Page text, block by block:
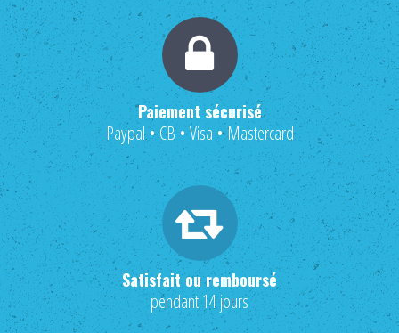
Paiement sécurisé
Paypal • CB • Visa • Mastercard
Satisfait ou remboursé
pendant 14 jours